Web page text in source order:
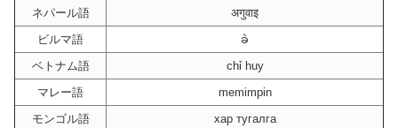
ネパール語
अगुवाइ
ビルマ語
ခဲ
ベトナム語
chỉ huy
マレー語
memimpin
モンゴル語
хар тугалга